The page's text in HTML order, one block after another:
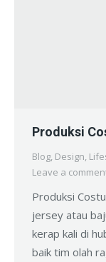
Produksi
Blog, Design,
Leave a
Produksi
jersey atau
kerap kali di
baik tim olah